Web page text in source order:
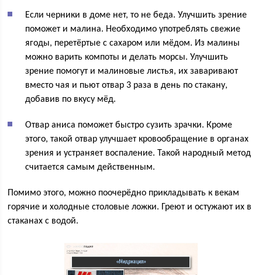
Если черники в доме нет, то не беда. Улучшить зрение
поможет и малина. Необходимо употреблять свежие
ягоды, перетёртые с сахаром или мёдом. Из малины
можно варить компоты и делать морсы. Улучшить
зрение помогут и малиновые листья, их заваривают
вместо чая и пьют отвар 3 раза в день по стакану,
добавив по вкусу мёд.
Отвар аниса поможет быстро сузить зрачки. Кроме
этого, такой отвар улучшает кровообращение в органах
зрения и устраняет воспаление. Такой народный метод
считается самым действенным.
Помимо этого, можно поочерёдно прикладывать к векам
горячие и холодные столовые ложки. Греют и остужают их в
стаканах с водой.